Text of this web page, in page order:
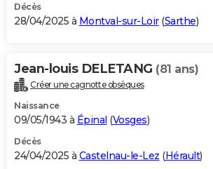
Décès
28/04/2025 à Montval-sur-Loir(Sarthe)
Jean-louis DELETANG (81 ans)
Créer une cagnotte obsèques
Naissance
09/05/1943 à Épinal (Vosges)
Décès
24/04/2025 à Castelnau-le-Lez (Hérault)